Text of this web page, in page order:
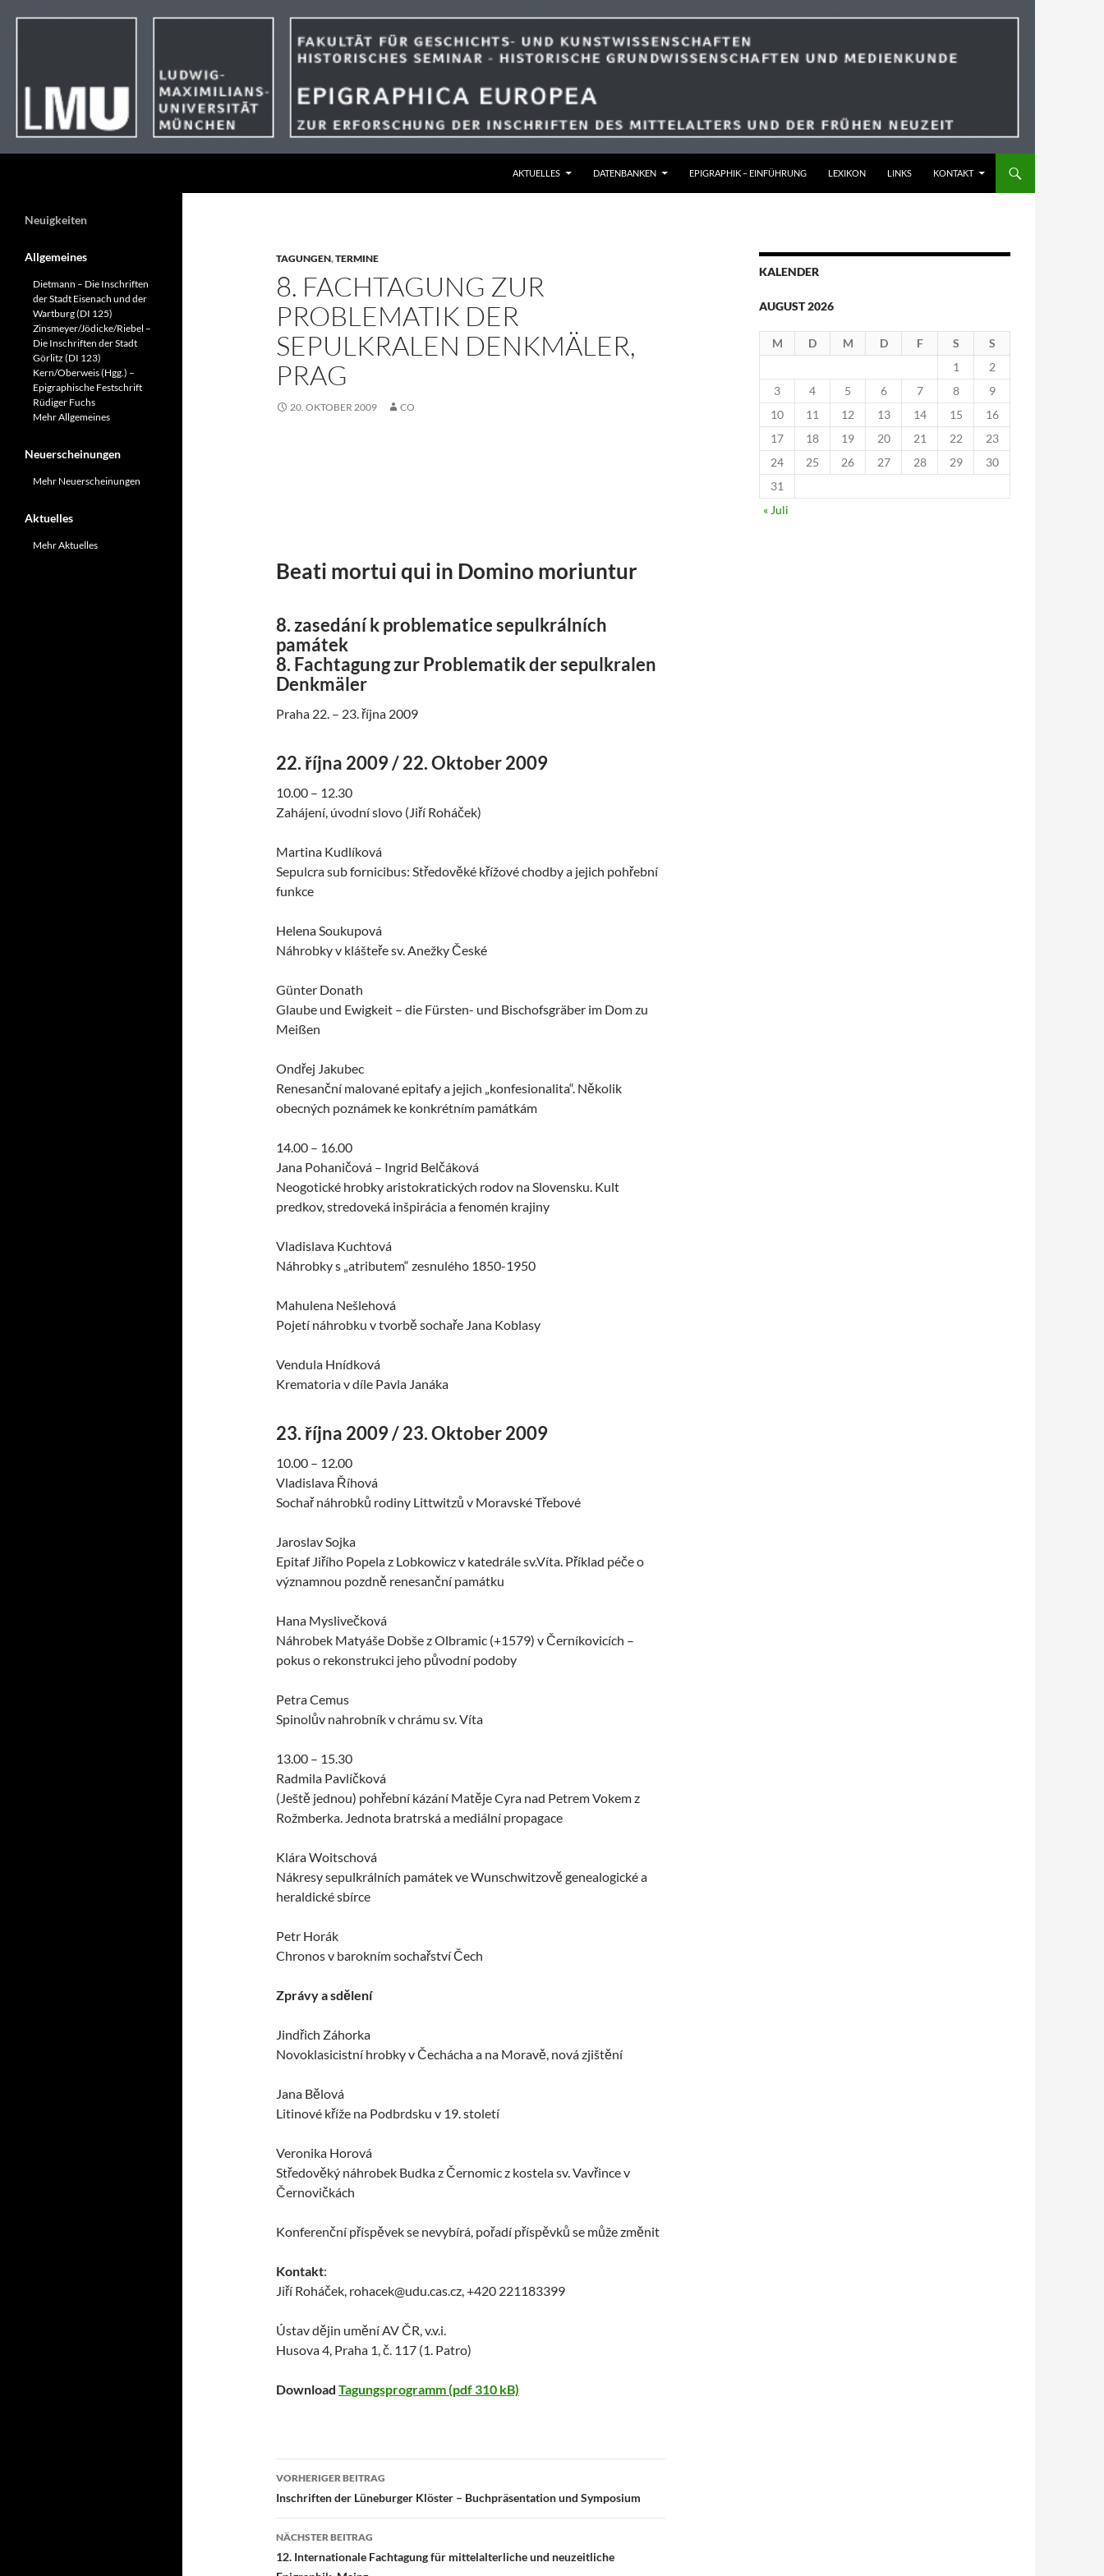
AKTUELLES
DATENBANKEN EPIGRAPHIK – EINFÜHRUNG LEXIKON LINKS KONTAKT
TAGUNGEN,TERMINE
8. FACHTAGUNG ZUR
PROBLEMATIK DER
SEPULKRALEN DENKMÄLER,
PRAG
20. OKTOBER 2009 CO
Beati mortui qui in Domino moriuntur
8. zasedání k problematice sepulkrálních
památek
8. Fachtagung zur Problematik der sepulkralen
Denkmäler
Praha 22. – 23. října 2009
22. října 2009 / 22. Oktober 2009
10.00 – 12.30
Zahájení, úvodní slovo (Jiří Roháček)
Martina Kudlíková
Sepulcra sub fornicibus: Středověké křížové chodby a jejich pohřební
funkce
Helena Soukupová
Náhrobky v klášteře sv. Anežky České
Günter Donath
Glaube und Ewigkeit – die Fürsten- und Bischofsgräber im Dom zu
Meißen
Ondřej Jakubec
Renesanční malované epitafy a jejich „konfesionalita“. Několik
obecných poznámek ke konkrétním památkám
14.00 – 16.00
Jana Pohaničová – Ingrid Belčáková
Neogotické hrobky aristokratických rodov na Slovensku. Kult
predkov, stredoveká inšpirácia a fenomén krajiny
Vladislava Kuchtová
Náhrobky s „atributem“ zesnulého 1850-1950
Mahulena Nešlehová
Pojetí náhrobku v tvorbě sochaře Jana Koblasy
Vendula Hnídková
Krematoria v díle Pavla Janáka
23. října 2009 / 23. Oktober 2009
10.00 – 12.00
Vladislava Říhová
Sochař náhrobků rodiny Littwitzů v Moravské Třebové
Jaroslav Sojka
Epitaf Jiřího Popela z Lobkowicz v katedrále sv.Víta. Příklad péče o
významnou pozdně renesanční památku
Hana Myslivečková
Náhrobek Matyáše Dobše z Olbramic (+1579) v Černíkovicích –
pokus o rekonstrukci jeho původní podoby
Petra Cemus
Spinolův nahrobník v chrámu sv. Víta
13.00 – 15.30
Radmila Pavlíčková
(Ještě jednou) pohřební kázání Matěje Cyra nad Petrem Vokem z
Rožmberka. Jednota bratrská a mediální propagace
Klára Woitschová
Nákresy sepulkrálních památek ve Wunschwitzově genealogické a
heraldické sbírce
Petr Horák
Chronos v barokním sochařství Čech
Zprávy a sdělení
Jindřich Záhorka
Novoklasicistní hrobky v Čechácha a na Moravě, nová zjištění
Jana Bělová
Litinové kříže na Podbrdsku v 19. století
Veronika Horová
Středověký náhrobek Budka z Černomic z kostela sv. Vavřince v
Černovičkách
Konferenční příspěvek se nevybírá, pořadí příspěvků se může změnit
Kontakt:
Jiří Roháček, rohacek@udu.cas.cz, +420 221183399
Ústav dějin umění AV ČR, v.v.i.
Husova 4, Praha 1, č. 117 (1. Patro)
Download Tagungsprogramm (pdf 310 kB)
Beitragsnavigation
VORHERIGER BEITRAG
Inschriften der Lüneburger Klöster – Buchpräsentation und Symposium
NÄCHSTER BEITRAG
12. Internationale Fachtagung für mittelalterliche und neuzeitliche
KALENDER
AUGUST 2026
M D M D F S
S
1
2
3
4 5 6 7 8
9
10
11 12 13 14 15
16
17
18 19 20 21 22
23
24
25 26 27 28 29
30
31
« Juli
Neuigkeiten
Allgemeines
Dietmann – Die Inschriften
der Stadt Eisenach und der
Wartburg (DI 125)
Zinsmeyer/Jödicke/Riebel –
Die Inschriften der Stadt
Görlitz (DI 123)
Kern/Oberweis (Hgg.) –
Epigraphische Festschrift
Rüdiger Fuchs
Mehr Allgemeines
Neuerscheinungen
Mehr Neuerscheinungen
Aktuelles
Mehr Aktuelles